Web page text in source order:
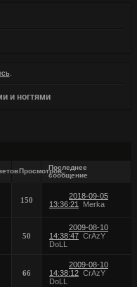
.
и ногтями
ПросмотровПоследнее
сообщение
150
2018-09-05
13:36:21
Merka
50
2009-08-10
14:38:47 CrAzY
DoLL
66
2009-08-10
14:38:12 CrAzY
DoLL